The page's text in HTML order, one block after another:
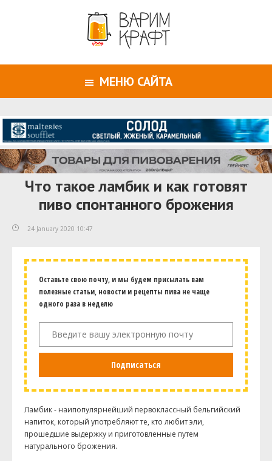
МЕНЮ САЙТА
Что такое ламбик и как готовят
пиво спонтанного брожения
24 January 2020 10:47
Оставьте свою почту, и мы будем присылать вам
полезные статьи, новости и рецепты пива не чаще
одного раза в неделю
Подписаться
Ламбик - наипопулярнейший первоклассный бельгийский
напиток, который употребляют те, кто любит эли,
прошедшие выдержку и приготовленные путем
натурального брожения.